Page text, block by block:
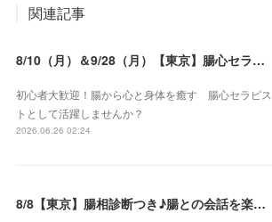
関連記事
8/10（月）＆9/28（月）【東京】腸心セラピスト養成コース《２日間コース》開講決定
初心者大歓迎！腸から心と身体を癒す 腸心セラピス
トとして活躍しませんか？
2026.06.26 02:24
8/8【東京】腸相診断つき♪腸との会話を楽しむ♡腸心セラピー♪お試し体験会